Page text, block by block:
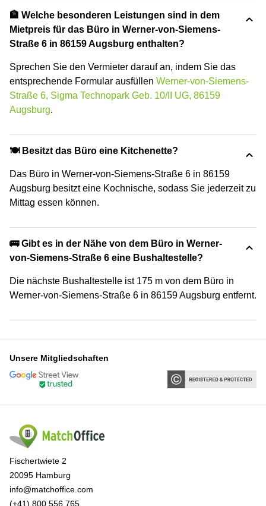
🏦 Welche besonderen Leistungen sind in dem
Mietpreis für das Büro in Werner-von-Siemens-
Straße 6 in 86159 Augsburg enthalten?
Sprechen Sie den Vermieter darauf an, indem Sie das
entsprechende Formular ausfüllen Werner-von-Siemens-
Straße 6, Sigma Technopark Geb. 10/II UG, 86159
Augsburg.
🍽️ Besitzt das Büro eine Kitchenette?
Das Büro in Werner-von-Siemens-Straße 6 in 86159
Augsburg besitzt eine Kochnische, sodass Sie jederzeit zu
Mittag essen können.
🚌 Gibt es in der Nähe von dem Büro in Werner-
von-Siemens-Straße 6 eine Bushaltestelle?
Die nächste Bushaltestelle ist 175 m von dem Büro in
Werner-von-Siemens-Straße 6 in 86159 Augsburg entfernt.
Unsere Mitgliedschaften
Fischertwiete 2
20095 Hamburg
info@matchoffice.com
(+41) 800 556 765